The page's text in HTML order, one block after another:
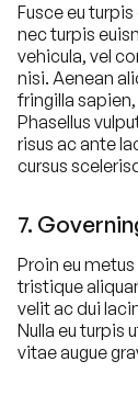
Fusce eu
nec turpis
vehicula, vel
nisi. Aenean
fringilla
Phasellus
risus ac ante
cursus
7.
Proin eu
tristique
velit ac dui
Nulla eu turpis
vitae augue